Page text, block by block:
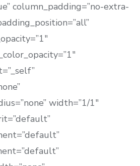
column_padding=”no-extra-
width=”1/1″